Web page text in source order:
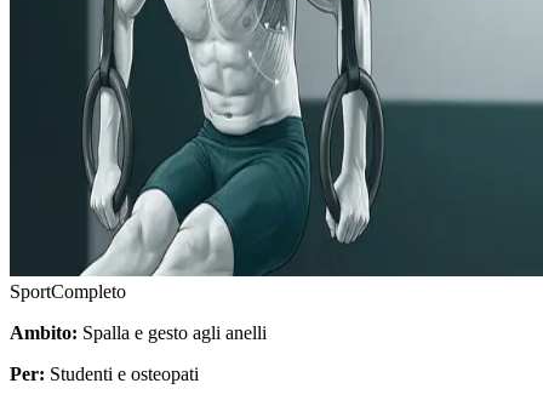
SportCompleto
Ambito: Spalla e gesto agli anelli
Per: Studenti e osteopati